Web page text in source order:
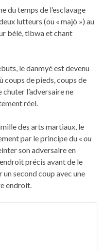
du temps de l’esclavage
lutteurs (ou « majò ») au
bèlè, tibwa et chant
le danmyé est devenu
coups de pieds, coups de
l’adversaire ne
réel.
des arts martiaux, le
par le principe du « ou
son adversaire en
précis avant de le
second coup avec une
endroit.